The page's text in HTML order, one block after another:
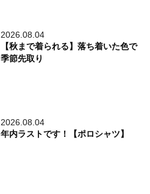
2026.08.04
【秋まで着られる】落ち着いた色で
季節先取り
2026.08.04
年内ラストです！【ポロシャツ】